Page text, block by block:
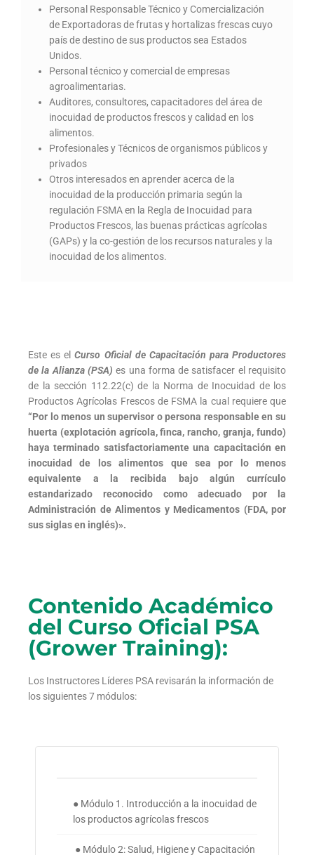
Personal Responsable Técnico y Comercialización
de Exportadoras de frutas y hortalizas frescas cuyo
país de destino de sus productos sea Estados
Unidos.
Personal técnico y comercial de empresas
agroalimentarias.
Auditores, consultores, capacitadores del área de
inocuidad de productos frescos y calidad en los
alimentos.
Profesionales y Técnicos de organismos públicos y
privados
Otros interesados en aprender acerca de la
inocuidad de la producción primaria según la
regulación FSMA en la Regla de Inocuidad para
Productos Frescos, las buenas prácticas agrícolas
(GAPs) y la co-gestión de los recursos naturales y la
inocuidad de los alimentos.
Este es elCurso Oficial de Capacitación para Productores
de la Alianza (PSA) es una forma de satisfacer el requisito
de la sección 112.22(c) de la Norma de Inocuidad de los
Productos Agrícolas Frescos de FSMA la cual requiere que
“Por lo menos un supervisor o persona responsable en su
huerta (explotación agrícola, finca, rancho, granja, fundo)
haya terminado satisfactoriamente una capacitación en
inocuidad de los alimentos que sea por lo menos
equivalente a la recibida bajo algún currículo
estandarizado reconocido como adecuado por la
Administración de Alimentos y Medicamentos (FDA, por
sus siglas en inglés)».
Contenido Académico
del Curso Oficial PSA
(Grower Training):
Los Instructores Líderes PSA revisarán la información de
los siguientes 7 módulos:
● Módulo 1. Introducción a la inocuidad de
los productos agrícolas frescos
● Módulo 2: Salud, Higiene y Capacitación